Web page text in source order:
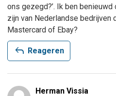
ons gezegd?’. Ik ben
zijn van Nederlandse bedrijven
Mastercard of Ebay?
reply Reageren
Herman Vissia